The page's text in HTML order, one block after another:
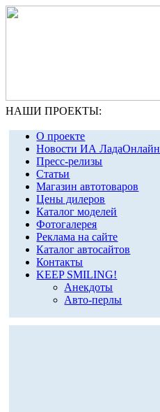
НАШИ ПРОЕКТЫ:
О проекте
Новости ИА ЛадаОнлайн
Пресс-релизы
Статьи
Магазин автотоваров
Цены дилеров
Каталог моделей
Фотогалерея
Реклама на сайте
Каталог автосайтов
Контакты
KEEP SMILING!
Анекдоты
Авто-перлы